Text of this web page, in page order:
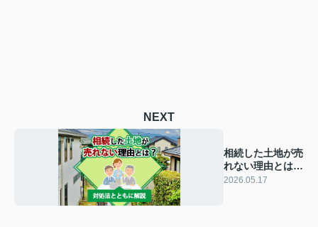
NEXT
相続した土地が売
れない理由とは？
対処法とともに解
2026.05.17